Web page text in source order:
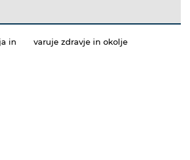
in
varuje zdravje in okolje